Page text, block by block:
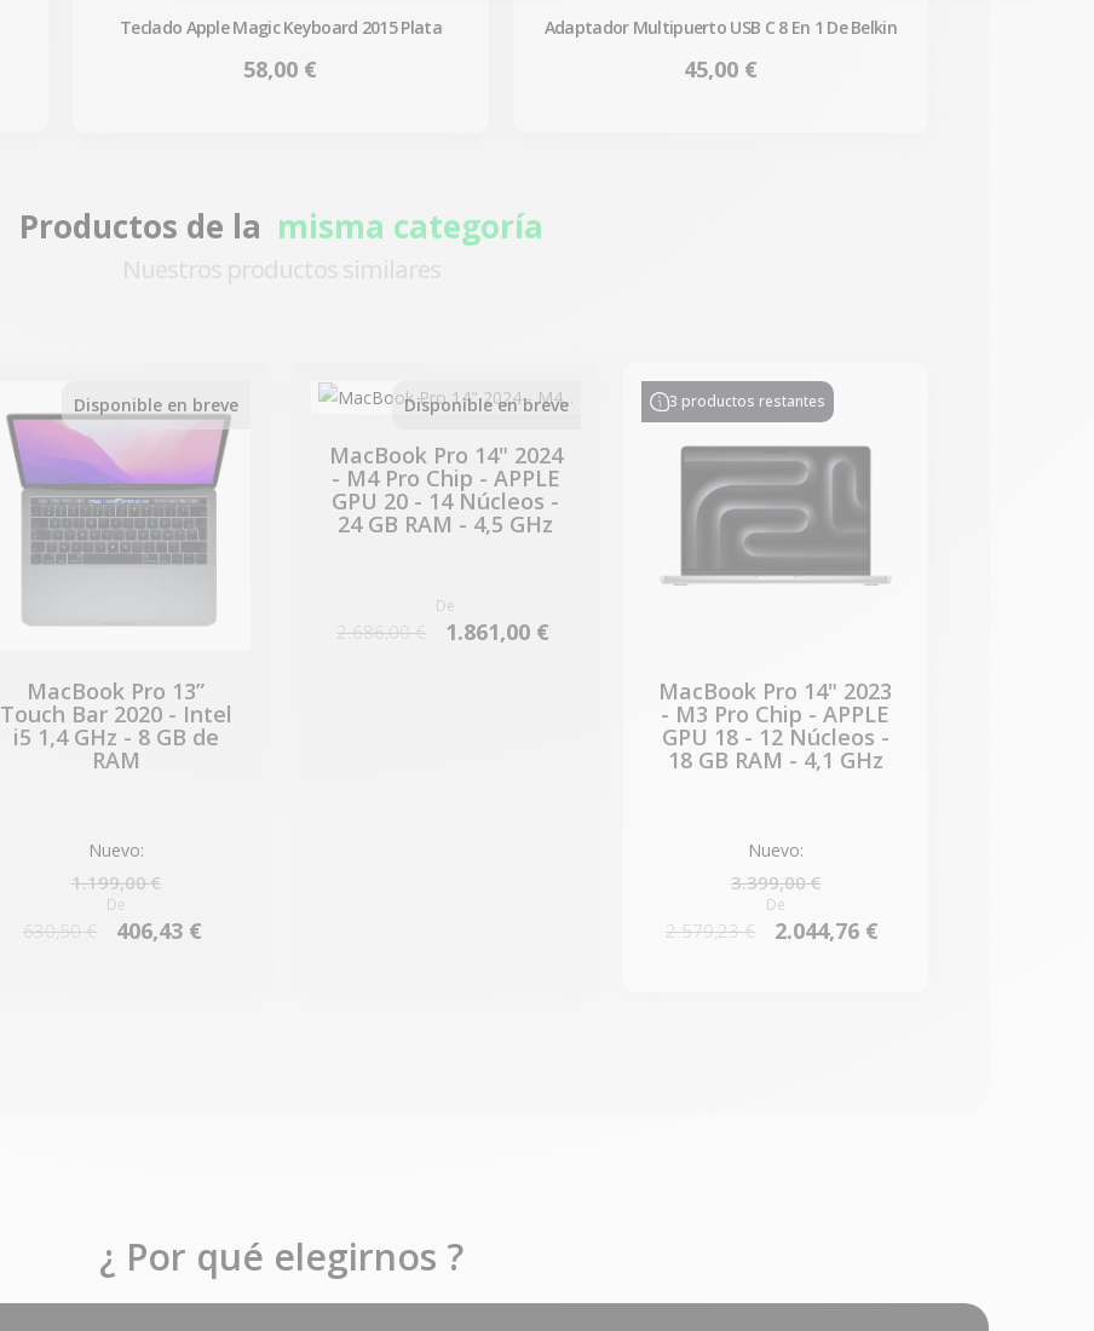
Teclado Apple Magic Keyboard 2015 Plata
Precio
58,00 €
Adaptador Multipuerto USB C 8 En 1 De Belkin
Precio
45,00 €
Productos de la misma categoría
Nuestros productos similares
Disponible en breve
MacBook Pro 13”
Touch Bar 2020 - Intel
i5 1,4 GHz - 8 GB de
RAM
Nuevo:
1.199,00 €
De
630,50 € 406,43 €
Disponible en breve
MacBook Pro 14" 2024
- M4 Pro Chip - APPLE
GPU 20 - 14 Núcleos -
24 GB RAM - 4,5 GHz
De
2.686,00 € 1.861,00 €
3 productos restantes
MacBook Pro 14" 2023
- M3 Pro Chip - APPLE
GPU 18 - 12 Núcleos -
18 GB RAM - 4,1 GHz
Nuevo:
3.399,00 €
De
2.579,23 € 2.044,76 €
¿ Por qué elegirnos ?